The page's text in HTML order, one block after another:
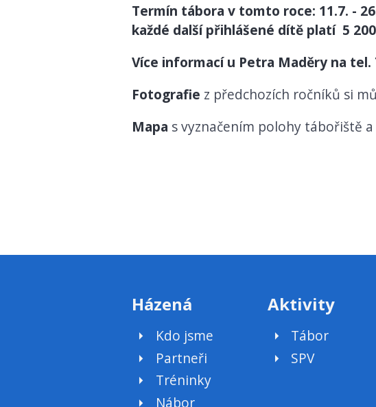
Termín tábora v tomto roce: 11.7. -
každé další přihlášené dítě platí 5
Více informací u Petra Maděry na tel.
Fotografie z předchozích ročníků si
Mapa s vyznačením polohy tábořiště
Házená
Kdo jsme
Partneři
Tréninky
Nábor
Aktivity
Tábor
SPV